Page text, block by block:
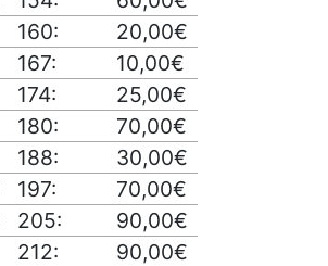
160:
20,00€
167:
10,00€
174:
25,00€
180:
70,00€
188:
30,00€
197:
70,00€
205:
90,00€
212:
90,00€